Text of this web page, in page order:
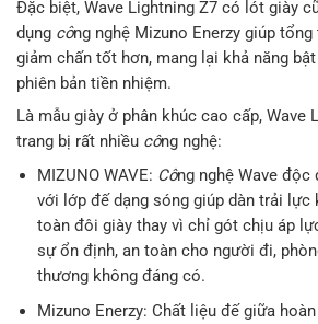
Đặc biệt, Wave Lightning Z7 có lót giày
dụng công nghệ Mizuno Enerzy giúp
giảm chấn tốt hơn, mang lại khả năng
phiên bản tiền nhiệm.
Là mẫu giày ở phân khúc cao cấp, Wave
trang bị rất nhiều công nghệ:
MIZUNO WAVE: Công nghệ Wave độc
với lớp đế dạng sóng giúp dàn trải lực
toàn đôi giày thay vì chỉ gót chịu áp
sự ổn định, an toàn cho người đi,
thương không đáng có.
Mizuno Enerzy: Chất liệu đế giữa